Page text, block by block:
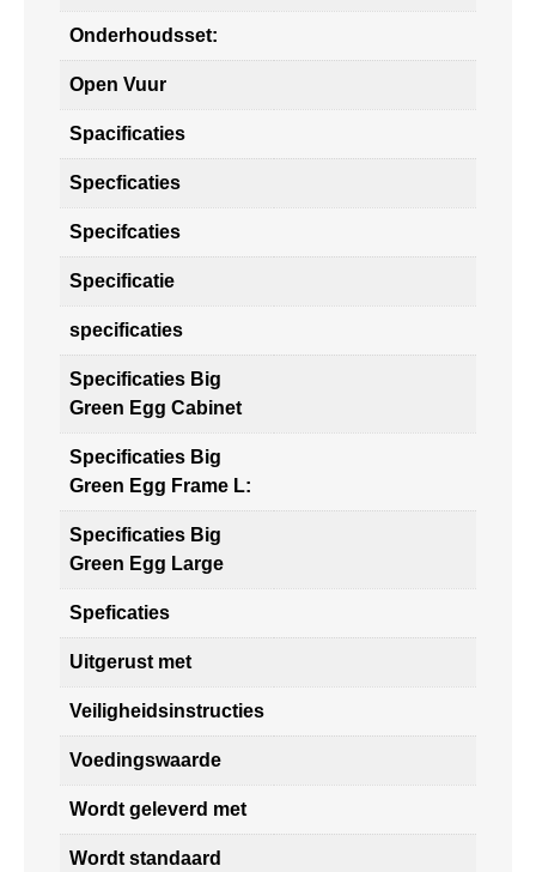
Onderhoudsset:
Open Vuur
Spacificaties
Specficaties
Specifcaties
Specificatie
specificaties
Specificaties Big
Green Egg Cabinet
Specificaties Big
Green Egg Frame L:
Specificaties Big
Green Egg Large
Speficaties
Uitgerust met
Veiligheidsinstructies
Voedingswaarde
Wordt geleverd met
Wordt standaard